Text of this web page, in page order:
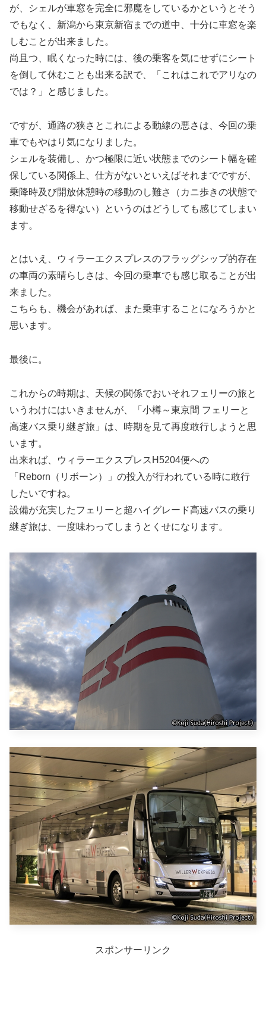
が、シェルが車窓を完全に邪魔をしているかというとそう
でもなく、新潟から東京新宿までの道中、十分に車窓を楽
しむことが出来ました。
尚且つ、眠くなった時には、後の乗客を気にせずにシート
を倒して休むことも出来る訳で、「これはこれでアリなの
では？」と感じました。
ですが、通路の狭さとこれによる動線の悪さは、今回の乗
車でもやはり気になりました。
シェルを装備し、かつ極限に近い状態までのシート幅を確
保している関係上、仕方がないといえばそれまでですが、
乗降時及び開放休憩時の移動のし難さ（カニ歩きの状態で
移動せざるを得ない）というのはどうしても感じてしまい
ます。
とはいえ、ウィラーエクスプレスのフラッグシップ的存在
の車両の素晴らしさは、今回の乗車でも感じ取ることが出
来ました。
こちらも、機会があれば、また乗車することになろうかと
思います。
最後に。
これからの時期は、天候の関係でおいそれフェリーの旅と
いうわけにはいきませんが、「小樽～東京間 フェリーと
高速バス乗り継ぎ旅」は、時期を見て再度敢行しようと思
います。
出来れば、ウィラーエクスプレスH5204便への
「Reborn（リボーン）」の投入が行われている時に敢行
したいですね。
設備が充実したフェリーと超ハイグレード高速バスの乗り
継ぎ旅は、一度味わってしまうとくせになります。
スポンサーリンク